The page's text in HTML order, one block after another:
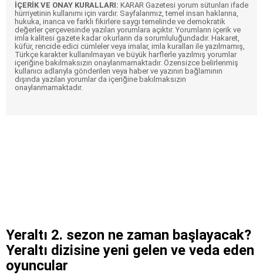
İÇERİK VE ONAY KURALLARI: KARAR Gazetesi yorum sütunları ifade
hürriyetinin kullanımı için vardır. Sayfalarımız, temel insan haklarına,
hukuka, inanca ve farklı fikirlere saygı temelinde ve demokratik
değerler çerçevesinde yazılan yorumlara açıktır. Yorumların içerik ve
imla kalitesi gazete kadar okurların da sorumluluğundadır. Hakaret,
küfür, rencide edici cümleler veya imalar, imla kuralları ile yazılmamış,
Türkçe karakter kullanılmayan ve büyük harflerle yazılmış yorumlar
içeriğine bakılmaksızın onaylanmamaktadır. Özensizce belirlenmiş
kullanıcı adlarıyla gönderilen veya haber ve yazının bağlamının
dışında yazılan yorumlar da içeriğine bakılmaksızın
onaylanmamaktadır.
Yeraltı 2. sezon ne zaman başlayacak?
Yeraltı dizisine yeni gelen ve veda eden
oyuncular